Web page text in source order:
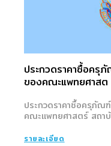
ประกวดราคาซื้อครุ
ของคณะแพทยศาสต
ประกวดราคาซื้อครุภัณ
คณะแพทยศาสตร์ สถา
รายละเอียด